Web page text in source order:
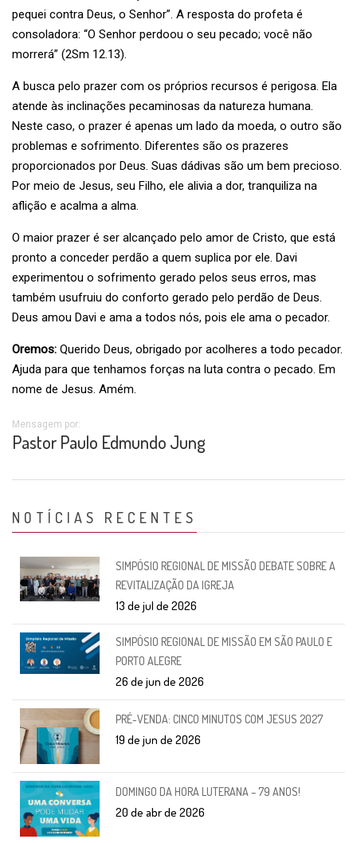
pequei contra Deus, o Senhor”. A resposta do profeta é
consoladora: “O Senhor perdoou o seu pecado; você não
morrerá” (2Sm 12.13).
A busca pelo prazer com os próprios recursos é perigosa. Ela
atende às inclinações pecaminosas da natureza humana.
Neste caso, o prazer é apenas um lado da moeda, o outro são
problemas e sofrimento. Diferentes são os prazeres
proporcionados por Deus. Suas dádivas são um bem precioso.
Por meio de Jesus, seu Filho, ele alivia a dor, tranquiliza na
aflição e acalma a alma.
O maior prazer é ser alcançado pelo amor de Cristo, que está
pronto a conceder perdão a quem suplica por ele. Davi
experimentou o sofrimento gerado pelos seus erros, mas
também usufruiu do conforto gerado pelo perdão de Deus.
Deus amou Davi e ama a todos nós, pois ele ama o pecador.
Oremos: Querido Deus, obrigado por acolheres a todo pecador.
Ajuda para que tenhamos forças na luta contra o pecado. Em
nome de Jesus. Amém.
Mensagem por:
Pastor Paulo Edmundo Jung
NOTÍCIAS RECENTES
SIMPÓSIO REGIONAL DE MISSÃO DEBATE SOBRE A
REVITALIZAÇÃO DA IGREJA
13 de jul de 2026
SIMPÓSIO REGIONAL DE MISSÃO EM SÃO PAULO E
PORTO ALEGRE
26 de jun de 2026
PRÉ-VENDA: CINCO MINUTOS COM JESUS 2027
19 de jun de 2026
DOMINGO DA HORA LUTERANA – 79 ANOS!
20 de abr de 2026